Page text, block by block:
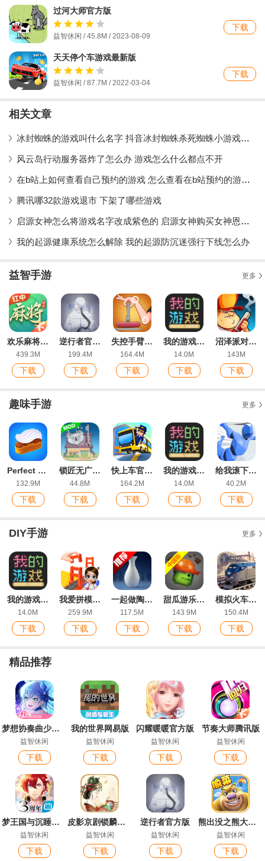
过河大师官方版
益智休闲 / 45.8M / 2023-08-09
下载
天天停个车游戏最新版
益智休闲 / 87.7M / 2022-03-04
下载
相关文章
冰封蜘蛛的游戏叫什么名字 抖音冰封蜘蛛杀死蜘蛛小游戏是什么
风云岛行动服务器炸了怎么办 游戏怎么什么都点不开
在b站上如何查看自己预约的游戏 怎么查看在b站预约的游戏教程
腾讯哪32款游戏退市 下架了哪些游戏
启源女神怎么将游戏名字改成紫色的 启源女神购买女神恩赐有什么特权
我的起源健康系统怎么解除 我的起源防沉迷强行下线怎么办
益智手游 更多
欢乐麻将全集2022新版红中玩法
439.3M
下载
逆行者官方版
199.4M
下载
失控手臂游戏安卓版
164.4M
下载
我的游戏官方版
14.0M
下载
沼泽派对无限金币版
143M
下载
趣味手游 更多
Perfect Cream完美奶油官方版
132.9M
下载
锁匠无广告版
44.8M
下载
快上车官方版
164.2M
下载
我的游戏官方版
14.0M
下载
给我滚下去破解版
40.2M
下载
DIY手游 更多
我的游戏官方版
14.0M
下载
我爱拼模型官方版
259.9M
下载
一起做陶器2手机版
117.5M
下载
甜瓜游乐场中国版
143.9M
下载
模拟火车站2游戏手机版TrainStation2
150.4M
下载
精品推荐
梦想协奏曲少女乐团派对最新版
益智休闲
下载
我的世界网易版
益智休闲
下载
闪耀暖暖官方版
益智休闲
下载
节奏大师腾讯版
益智休闲
下载
梦王国与沉睡的100王子
益智休闲
下载
皮影京剧锁麟囊官方版
益智休闲
下载
逆行者官方版
益智休闲
下载
熊出没之熊大农场免费购买版手游
益智休闲
下载